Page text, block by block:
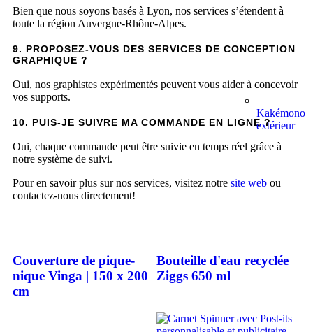
Kakémono
extérieur
Bien que nous soyons basés à Lyon, nos services s’étendent à
toute la région Auvergne-Rhône-Alpes.
9. PROPOSEZ-VOUS DES SERVICES DE CONCEPTION
GRAPHIQUE ?
Oui, nos graphistes expérimentés peuvent vous aider à concevoir
vos supports.
10. PUIS-JE SUIVRE MA COMMANDE EN LIGNE ?
Oui, chaque commande peut être suivie en temps réel grâce à
notre système de suivi.
Pour en savoir plus sur nos services, visitez notre site web ou
contactez-nous directement!
Couverture de pique-
nique Vinga | 150 x 200
cm
Bouteille d'eau recyclée
Ziggs 650 ml